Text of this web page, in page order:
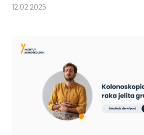
12.02.2025